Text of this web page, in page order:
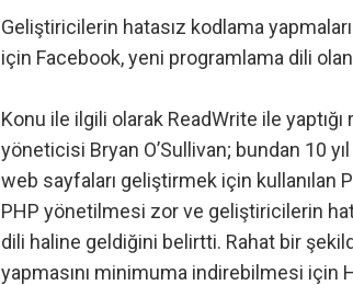
Geliştiricilerin hatasız kodlama
için Facebook, yeni programlama dili olan
Konu ile ilgili olarak ReadWrite ile yaptığı
yöneticisi Bryan O’Sullivan; bundan 10
web sayfaları geliştirmek için kullanılan
PHP yönetilmesi zor ve geliştiricilerin
dili haline geldiğini belirtti. Rahat bir
yapmasını minimuma indirebilmesi için